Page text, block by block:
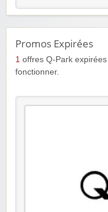
Promos Expirées
1 offres Q-Park
fonctionner.